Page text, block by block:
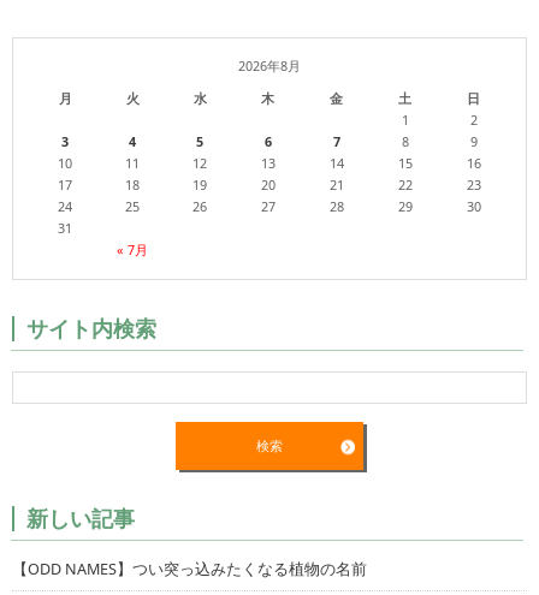
2026年8月
月
火 水 木 金 土 日
« 7月
1
2
3
4 5 6 7 8
9
10
11 12 13 14 15
16
17
18 19 20 21 22
23
24
25 26 27 28 29
30
31
サイト内検索
新しい記事
【ODD NAMES】つい突っ込みたくなる植物の名前